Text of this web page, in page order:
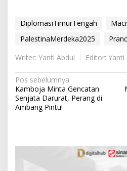
DiplomasiTimurTengah
PalestinaMerdeka2025
Writer: Yanti Abdul
Editor: Yanti
N
a
v
Pos sebelumnya
Kamboja Minta Gencatan
Senjata Darurat, Perang di
Ambang Pintu!